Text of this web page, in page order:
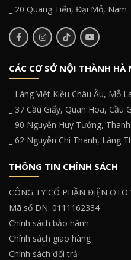
_ 20 Quang Tiến, Đại Mỗ, Nam
CÁC CƠ SỞ NỘI THÀNH HÀ
_ Làng Việt Kiều Châu Âu, Mỗ
_ 37 Cầu Giấy, Quan Hoa, Cầu
_ 90 Nguyễn Huy Tưởng,
_ 62 Nguyễn Chí Thanh, Láng
THÔNG TIN CHÍNH SÁCH
CÔNG TY CỔ PHẦN ĐIỆN OTO
Mã số DN: 0111162334
Chính sách bảo hành
Chính sách giao hàng
Chính sách đổi trả